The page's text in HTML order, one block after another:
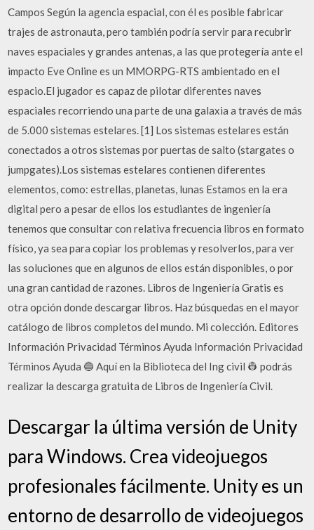
Campos Según la agencia espacial, con él es posible fabricar
trajes de astronauta, pero también podría servir para recubrir
naves espaciales y grandes antenas, a las que protegería ante el
impacto Eve Online es un MMORPG-RTS ambientado en el
espacio.El jugador es capaz de pilotar diferentes naves
espaciales recorriendo una parte de una galaxia a través de más
de 5.000 sistemas estelares. [1] Los sistemas estelares están
conectados a otros sistemas por puertas de salto (stargates o
jumpgates).Los sistemas estelares contienen diferentes
elementos, como: estrellas, planetas, lunas Estamos en la era
digital pero a pesar de ellos los estudiantes de ingeniería
tenemos que consultar con relativa frecuencia libros en formato
físico, ya sea para copiar los problemas y resolverlos, para ver
las soluciones que en algunos de ellos están disponibles, o por
una gran cantidad de razones. Libros de Ingeniería Gratis es
otra opción donde descargar libros. Haz búsquedas en el mayor
catálogo de libros completos del mundo. Mi colección. Editores
Información Privacidad Términos Ayuda Información Privacidad
Términos Ayuda 🔵 Aquí en la Biblioteca del Ing civil 👷 podrás
realizar la descarga gratuita de Libros de Ingeniería Civil.
Descargar la última versión de Unity
para Windows. Crea videojuegos
profesionales fácilmente. Unity es un
entorno de desarrollo de videojuegos